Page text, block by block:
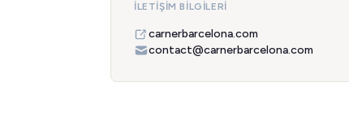
İLETIŞIM BILGILERI
carnerbarcelona.com
contact@carnerbarcelona.com